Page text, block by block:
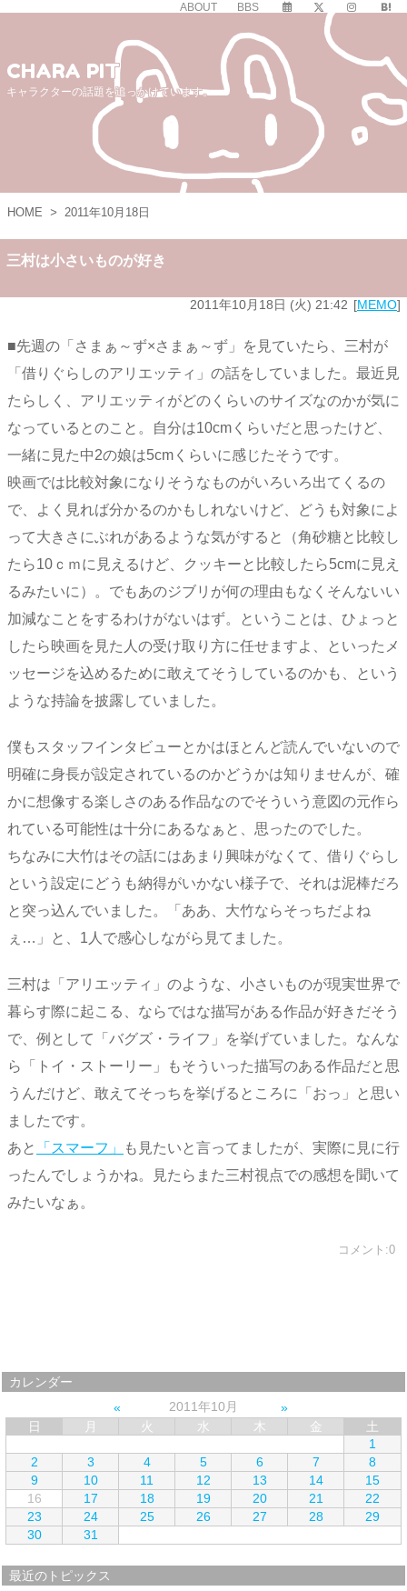
ABOUT BBS
CHARA PIT
キャラクターの話題を追っかけています。
HOME > 2011年10月18日
三村は小さいものが好き
2011年10月18日 (火) 21:42 MEMO
■先週の「さまぁ～ず×さまぁ～ず」を見ていたら、三村が
「借りぐらしのアリエッティ」の話をしていました。最近見
たらしく、アリエッティがどのくらいのサイズなのかが気に
なっているとのこと。自分は10cmくらいだと思ったけど、
一緒に見た中2の娘は5cmくらいに感じたそうです。
映画では比較対象になりそうなものがいろいろ出てくるの
で、よく見れば分かるのかもしれないけど、どうも対象によ
って大きさにぶれがあるような気がすると（角砂糖と比較し
たら10ｃｍに見えるけど、クッキーと比較したら5cmに見え
るみたいに）。でもあのジブリが何の理由もなくそんないい
加減なことをするわけがないはず。ということは、ひょっと
したら映画を見た人の受け取り方に任せますよ、といったメ
ッセージを込めるために敢えてそうしているのかも、という
ような持論を披露していました。
僕もスタッフインタビューとかはほとんど読んでいないので
明確に身長が設定されているのかどうかは知りませんが、確
かに想像する楽しさのある作品なのでそういう意図の元作ら
れている可能性は十分にあるなぁと、思ったのでした。
ちなみに大竹はその話にはあまり興味がなくて、借りぐらし
という設定にどうも納得がいかない様子で、それは泥棒だろ
と突っ込んでいました。「ああ、大竹ならそっちだよね
ぇ…」と、1人で感心しながら見てました。
三村は「アリエッティ」のような、小さいものが現実世界で
暮らす際に起こる、ならではな描写がある作品が好きだそう
で、例として「バグズ・ライフ」を挙げていました。なんな
ら「トイ・ストーリー」もそういった描写のある作品だと思
うんだけど、敢えてそっちを挙げるところに「おっ」と思い
ましたです。
あと
「スマーフ」
も見たいと言ってましたが、実際に見に行
ったんでしょうかね。見たらまた三村視点での感想を聞いて
みたいなぁ。
コメント:0
カレンダー
2011年10月
日
月 火 水 木 金
土
1
2
3 4 5 6 7
8
9
10 11 12 13 14
15
16
17 18 19 20 21
22
23
24 25 26 27 28
29
30
31
最近のトピックス